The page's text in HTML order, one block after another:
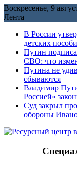
Перейти
к
Воскресенье, 9
Лента
В России
детских
Путин
СВО: что
Путина не
сбываются
Владимир
Россией»
Cуд закрыл
обороны